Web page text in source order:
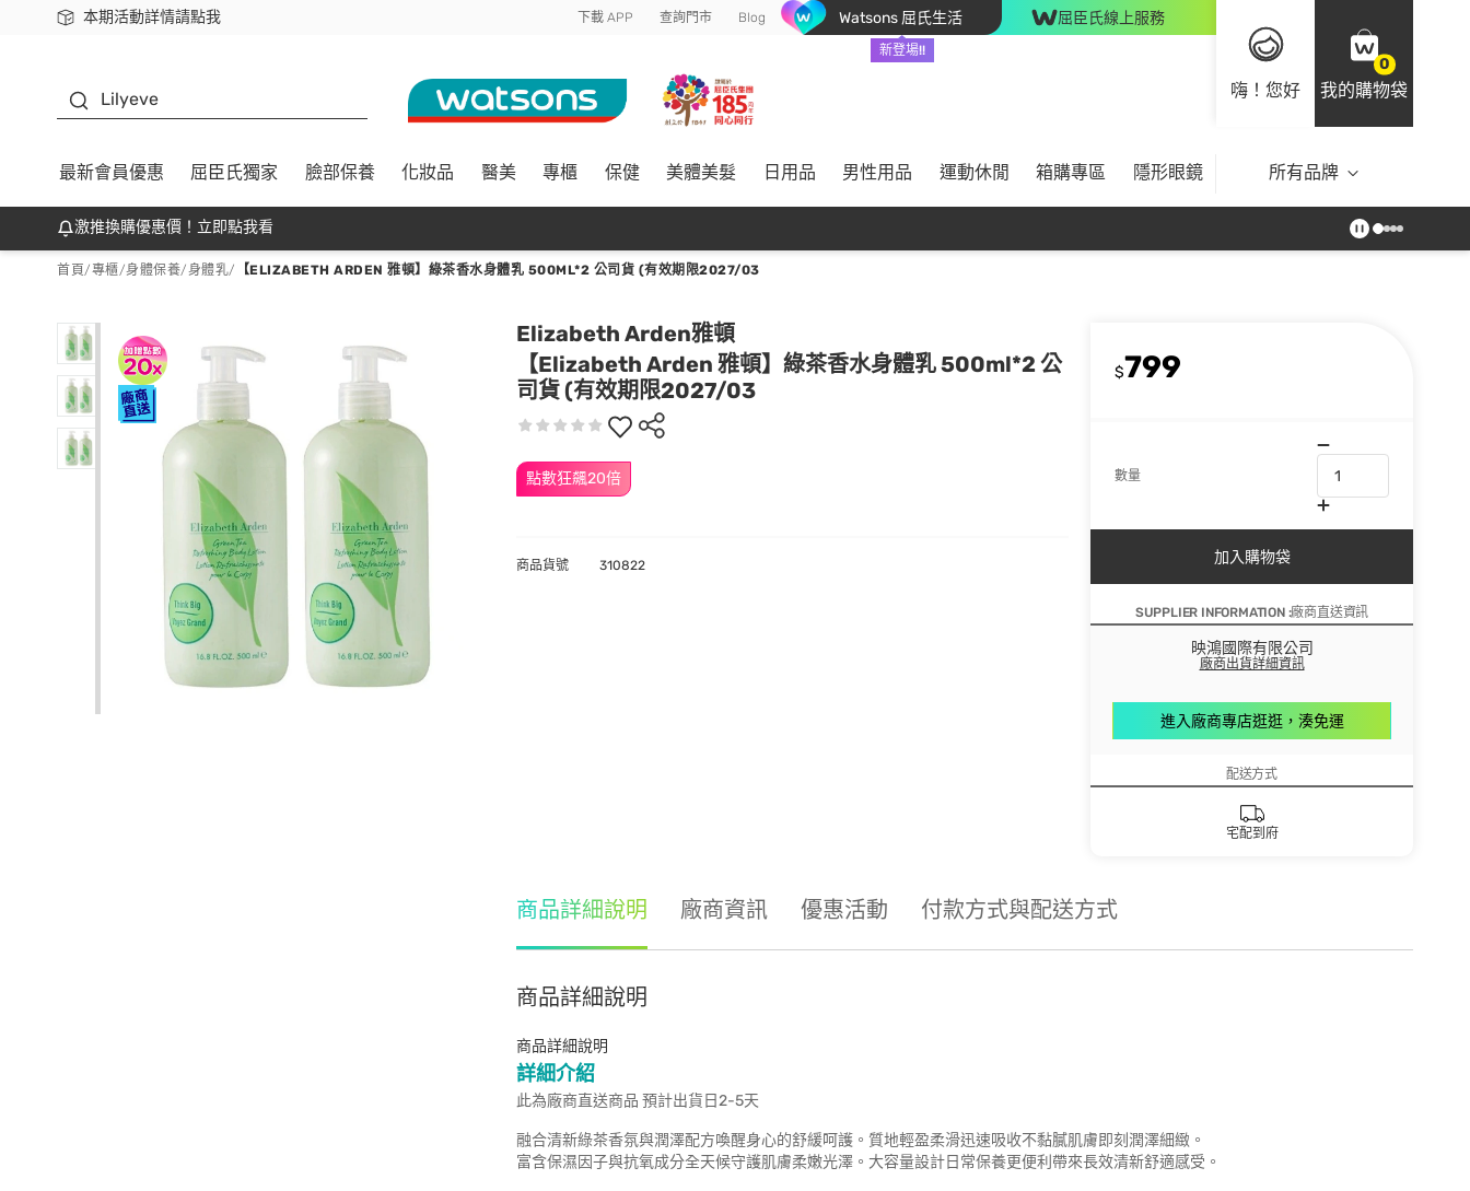
本期活動詳情請點我
下載app最高回饋$350 下載 APP 查詢門市 Blog Watsons 屈氏生活
新登場!!
屈臣氏線上服務
嗨！您好
0
我的購物袋
Lilyeve
最新會員優惠 屈臣氏獨家 臉部保養 化妝品 醫美 專櫃 保健 美體美髮 日用品 男性用品 運動休閒 箱購專區 隱形眼鏡 所有品牌
激推換購優惠價！立即點我看
首頁/專櫃/身體保養/身體乳/ 【ELIZABETH ARDEN 雅頓】綠茶香水身體乳 500ML*2 公司貨 (有效期限2027/03
Elizabeth Arden雅頓
【Elizabeth Arden 雅頓】綠茶香水身體乳 500ml*2 公
司貨 (有效期限2027/03
點數狂飆20倍
$799
數量
加入購物袋
SUPPLIER INFORMATION :廠商直送資訊
映鴻國際有限公司
廠商出貨詳細資訊
進入廠商專店逛逛，湊免運
配送方式
宅配到府
商品貨號 310822
商品詳細說明 廠商資訊 優惠活動 付款方式與配送方式
商品詳細說明
商品詳細說明
詳細介紹
此為廠商直送商品 預計出貨日2-5天
融合清新綠茶香氛與潤澤配方喚醒身心的舒緩呵護。質地輕盈柔滑迅速吸收不黏膩肌膚即刻潤澤細緻。
富含保濕因子與抗氧成分全天候守護肌膚柔嫩光澤。大容量設計日常保養更便利帶來長效清新舒適感受。